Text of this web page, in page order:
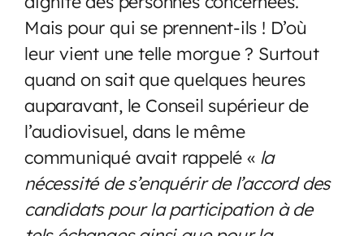
Mais pour qui se prennent-ils ! D’où
leur vient une telle morgue ? Surtout
quand on sait que quelques heures
auparavant, le Conseil supérieur de
l’audiovisuel, dans le même
communiqué avait rappelé « la
nécessité de s’enquérir de l’accord des
candidats pour la participation à de